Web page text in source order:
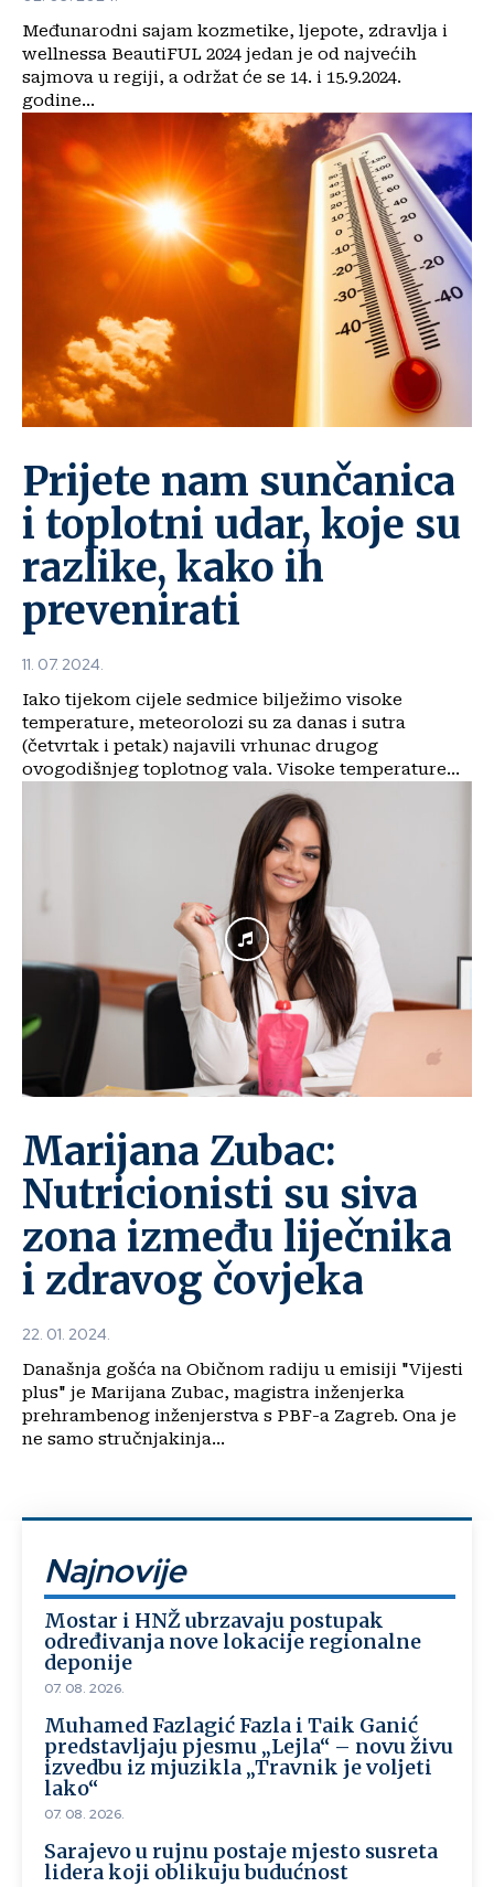
Međunarodni sajam kozmetike, ljepote, zdravlja i
wellnessa BeautiFUL 2024 jedan je od najvećih
sajmova u regiji, a održat će se 14. i 15.9.2024.
godine...
Prijete nam sunčanica
i toplotni udar, koje su
razlike, kako ih
prevenirati
11. 07. 2024.
Iako tijekom cijele sedmice bilježimo visoke
temperature, meteorolozi su za danas i sutra
(četvrtak i petak) najavili vrhunac drugog
ovogodišnjeg toplotnog vala. Visoke temperature...
Marijana Zubac:
Nutricionisti su siva
zona između liječnika
i zdravog čovjeka
22. 01. 2024.
Današnja gošća na Običnom radiju u emisiji "Vijesti
plus" je Marijana Zubac, magistra inženjerka
prehrambenog inženjerstva s PBF-a Zagreb. Ona je
ne samo stručnjakinja...
Najnovije
Mostar i HNŽ ubrzavaju postupak
određivanja nove lokacije regionalne
deponije
07. 08. 2026.
Muhamed Fazlagić Fazla i Taik Ganić
predstavljaju pjesmu „Lejla“ – novu živu
izvedbu iz mjuzikla „Travnik je voljeti
lako“
07. 08. 2026.
Sarajevo u rujnu postaje mjesto susreta
lidera koji oblikuju budućnost